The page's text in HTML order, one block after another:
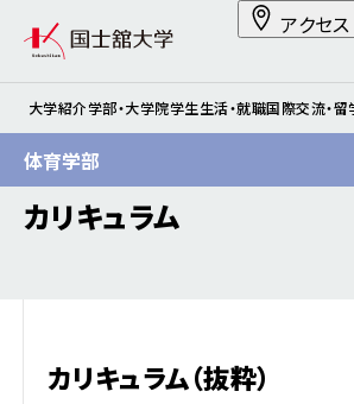
アクセス
大学紹介学部・大学院学生生活・就職国際交流・留
カリキュラム
カリキュラム（抜粋）
体育学部